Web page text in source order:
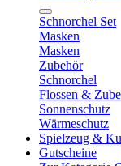
Schnorchel Set
Masken
Masken
Zubehör
Schnorchel
Flossen &
Sonnenschutz
Wärmeschutz
Spielzeug &
Gutscheine